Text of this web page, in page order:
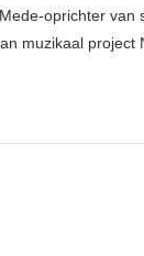
oprichter van
muzikaal project